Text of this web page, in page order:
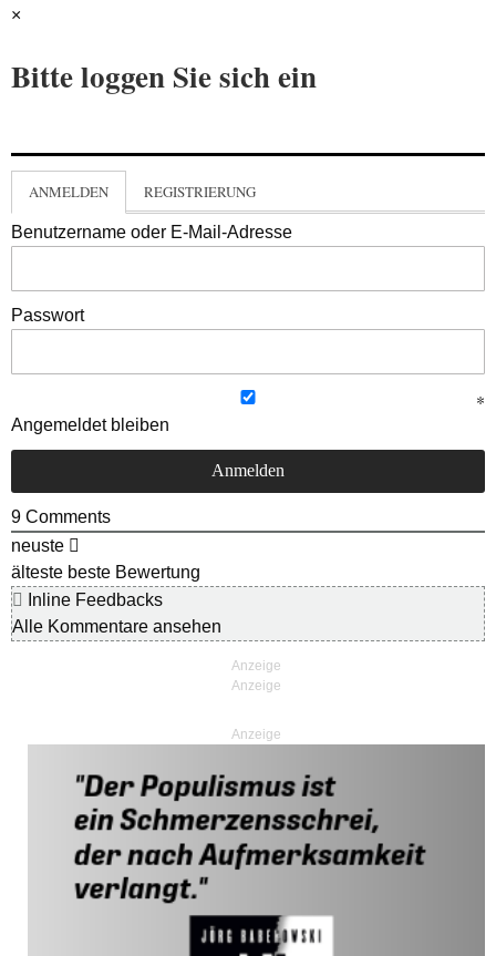
×
Bitte loggen Sie sich ein
ANMELDEN REGISTRIERUNG
Benutzername oder E-Mail-Adresse
Passwort
Angemeldet bleiben
9 Comments
neuste
älteste beste Bewertung
Inline Feedbacks
Alle Kommentare ansehen
Anzeige